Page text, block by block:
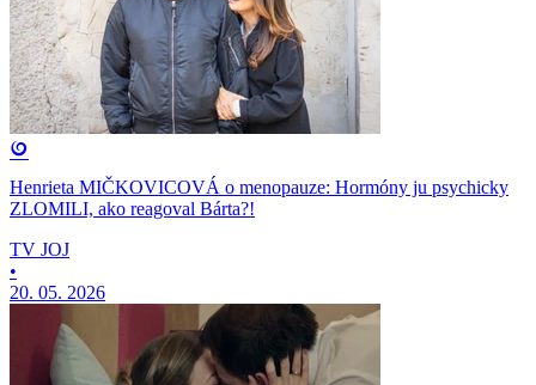
Henrieta MIČKOVICOVÁ o menopauze: Hormóny ju psychicky
ZLOMILI, ako reagoval Bárta?!
TV JOJ
•
20. 05. 2026